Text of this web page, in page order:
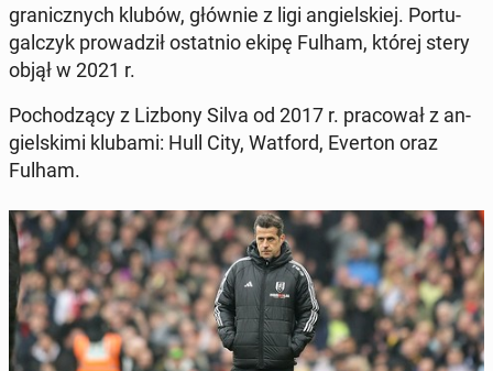
gra­nicz­nych klubów, głównie z ligi an­giel­skiej. Por­tu­
gal­czyk pro­wa­dził ostat­nio ekipę Fulham, której stery
objął w 2021 r.
Po­cho­dzą­cy z Lizbony Silva od 2017 r. pra­co­wał z an­
giel­ski­mi klubami: Hull City, Watford, Everton oraz
Fulham.